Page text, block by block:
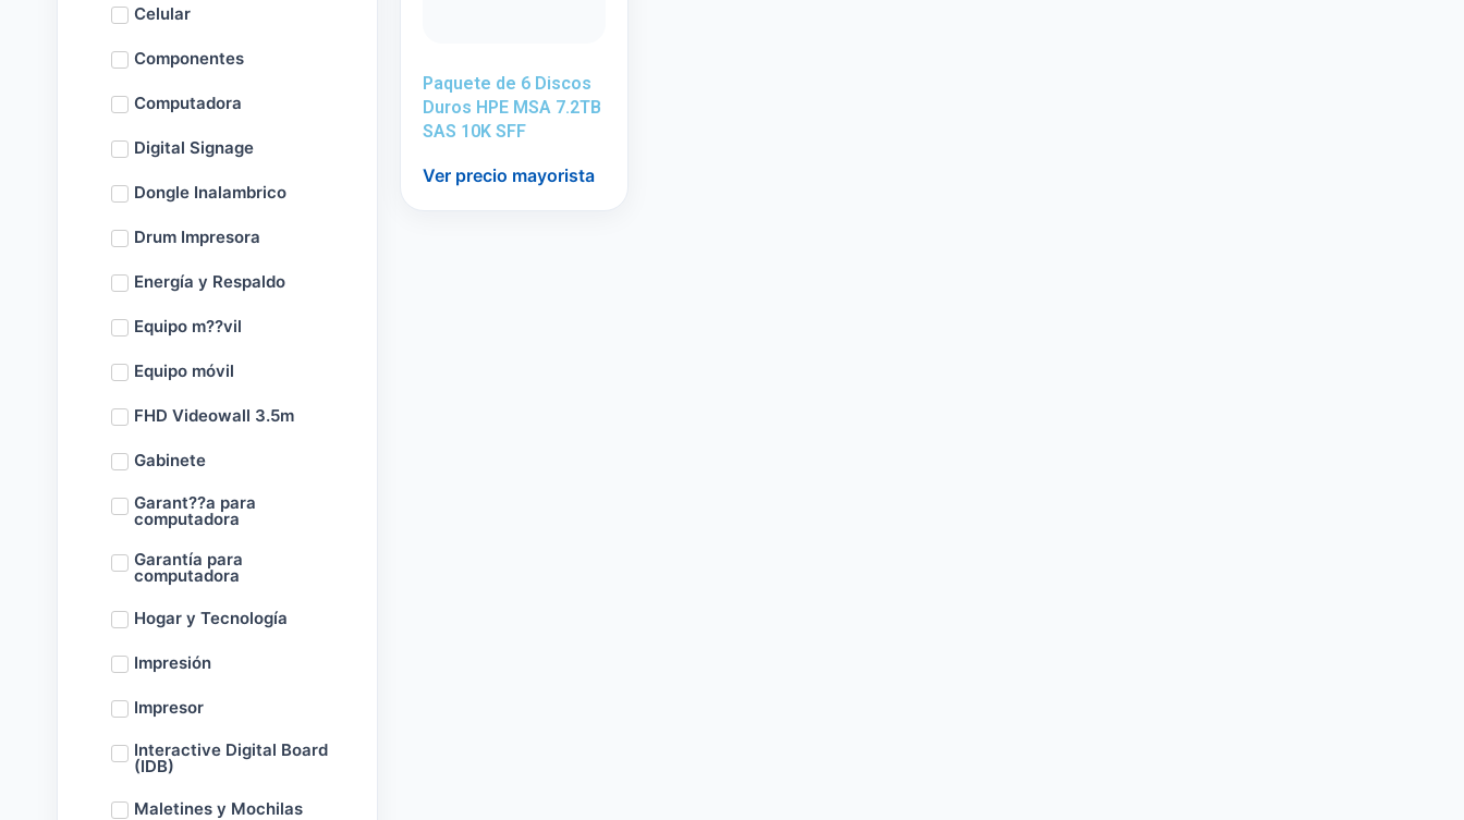
Celular
Componentes
Computadora
Digital Signage
Dongle Inalambrico
Drum Impresora
Energía y Respaldo
Equipo m??vil
Equipo móvil
FHD Videowall 3.5m
Gabinete
Garant??a para
computadora
Garantía para
computadora
Hogar y Tecnología
Impresión
Impresor
Interactive Digital Board
(IDB)
Maletines y Mochilas
Paquete de 6 Discos
Duros HPE MSA 7.2TB
SAS 10K SFF
Ver precio mayorista